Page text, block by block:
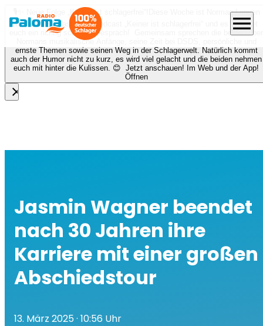
🎙️✨ Neue Folge „Keiner ist schlagerfrei“!
Diese Woche ist Norman Langen
bei Nora zu Gast beim Podcast „Keiner ist schlagerfrei“ und es erwartet
euch ein richtig schönes Gespräch! Gemeinsam sprechen die beiden über
Normans musikalische Anfänge, seine Zeit bei DSDS, persönliche und
ernste Themen sowie seinen Weg in der Schlagerwelt. Natürlich kommt
auch der Humor nicht zu kurz, es wird viel gelacht und die beiden nehmen
euch mit hinter die Kulissen. 😊 Jetzt anschauen! Im Web und der App!
Öffnen
close
menu
Jasmin Wagner beendet
nach 30 Jahren ihre
Karriere mit einer großen
Abschiedstour
13. März 2025 · 10:56 Uhr